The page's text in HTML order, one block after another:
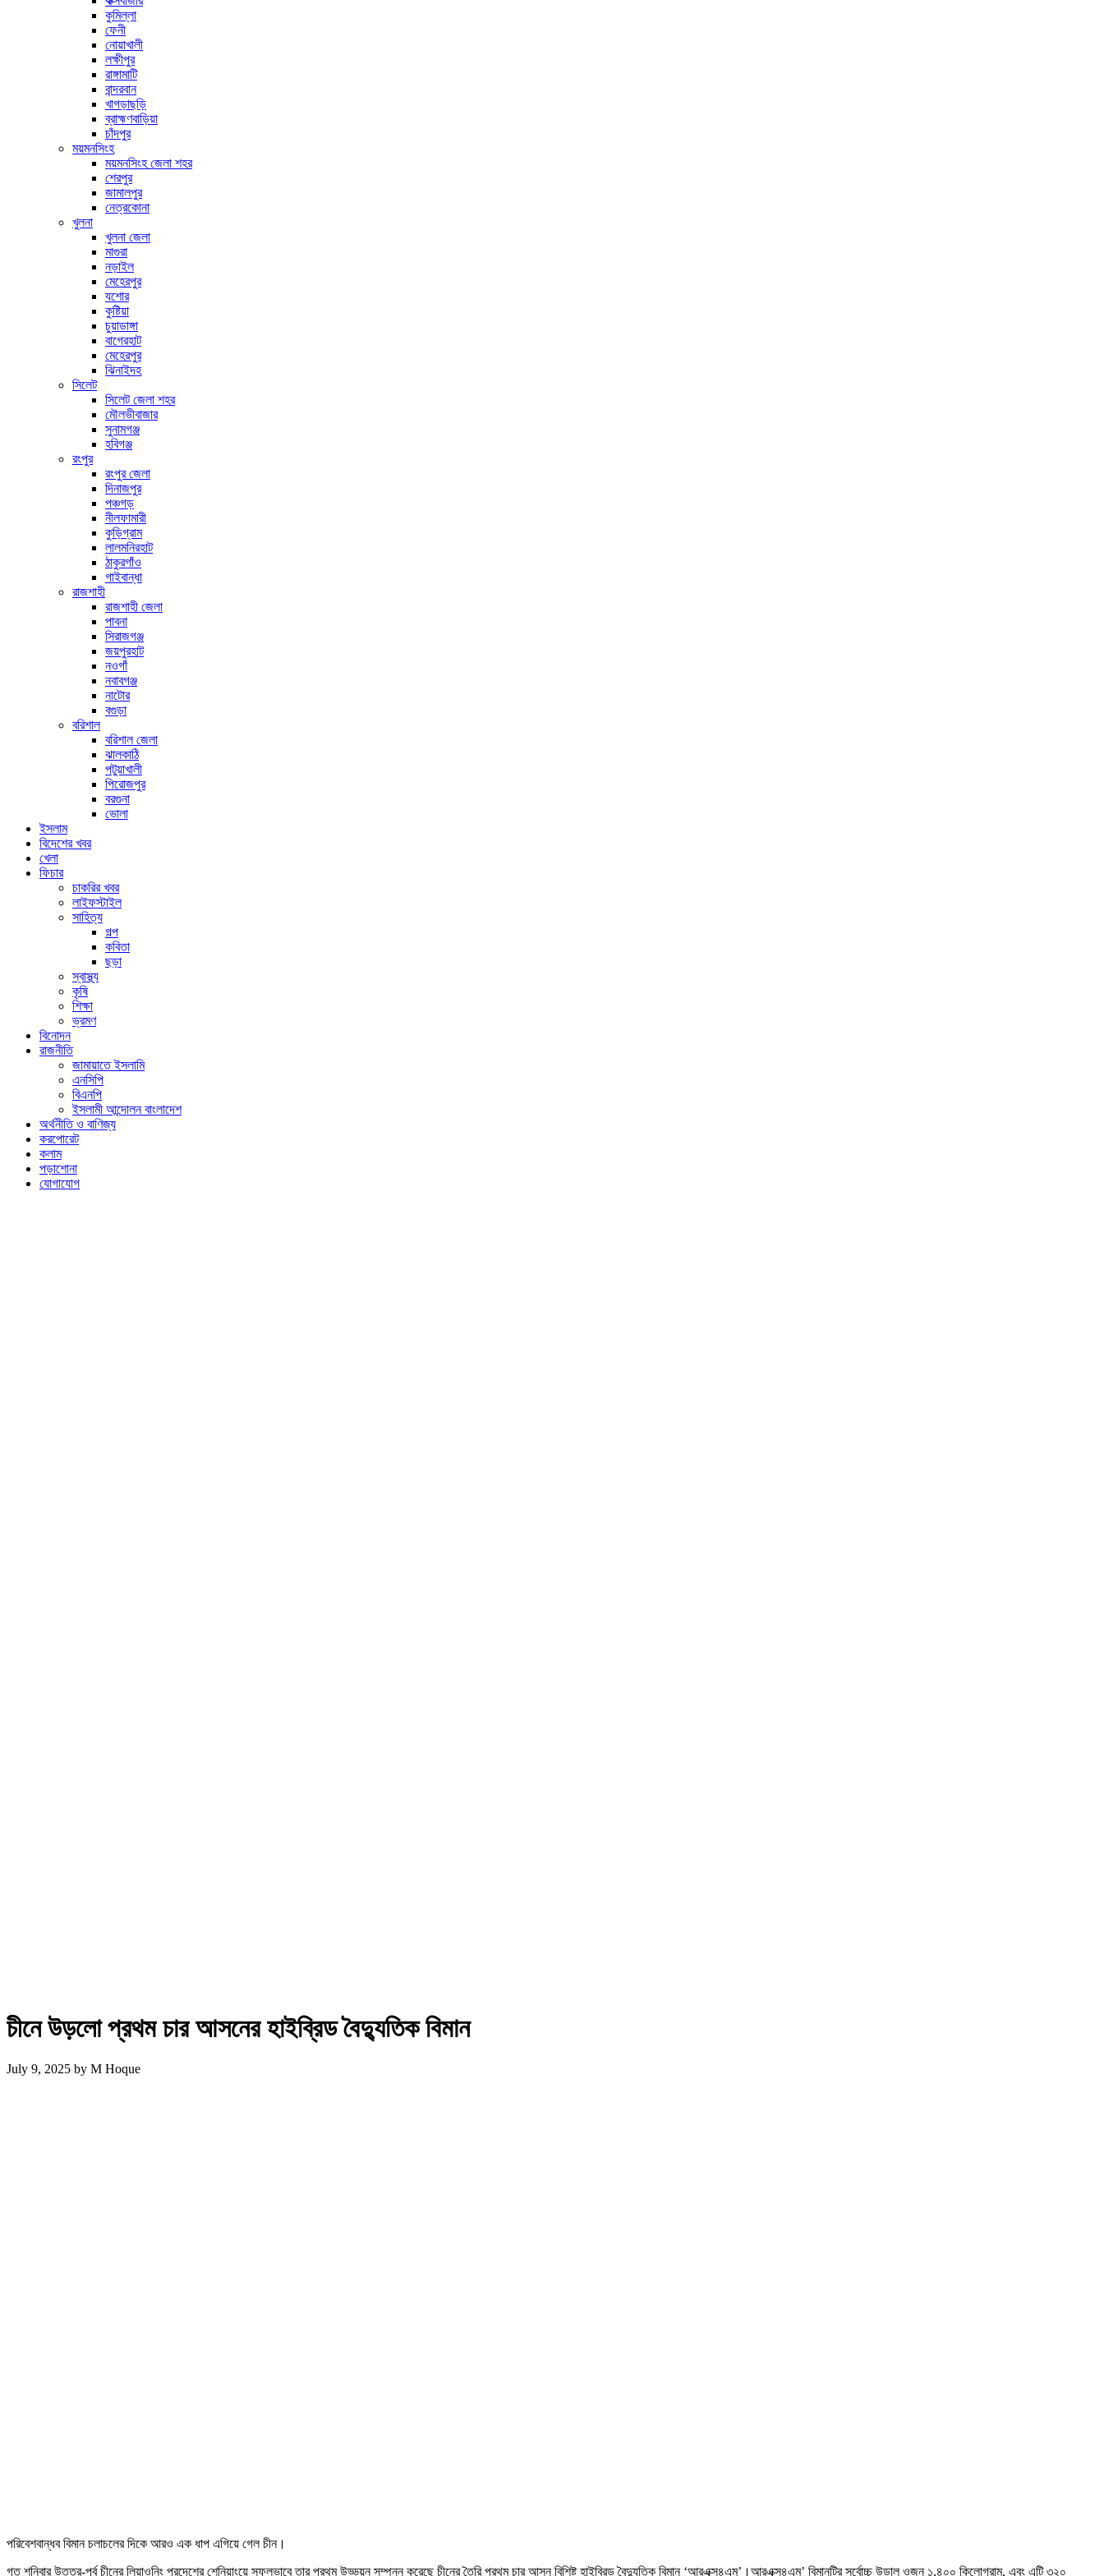
কুমিল্লা
ফেনী
নোয়াখালী
লক্ষীপুর
রাঙ্গামাটি
বান্দরবান
খাগড়াছড়ি
ব্রাহ্মণবাড়িয়া
চাঁদপুর
ময়মনসিংহ
ময়মনসিংহ জেলা শহর
শেরপুর
জামালপুর
নেত্রকোনা
খুলনা
খুলনা জেলা
মাগুরা
নড়াইল
মেহেরপুর
যশোর
কুষ্টিয়া
চুয়াডাঙ্গা
বাগেরহাট
মেহেরপুর
ঝিনাইদহ
সিলেট
সিলেট জেলা শহর
মৌলভীবাজার
সুনামগঞ্জ
হবিগঞ্জ
রংপুর
রংপুর জেলা
দিনাজপুর
পঞ্চগড়
নীলফামারী
কুড়িগ্রাম
লালমনিরহাট
ঠাকুরগাঁও
গাইবান্ধা
রাজশাহী
রাজশাহী জেলা
পাবনা
সিরাজগঞ্জ
জয়পুরহাট
নওগাঁ
নবাবগঞ্জ
নাটোর
বগুড়া
বরিশাল
বরিশাল জেলা
ঝালকাঠি
পটুয়াখালী
পিরোজপুর
বরগুনা
ভোলা
ইসলাম
বিদেশের খবর
খেলা
ফিচার
চাকরির খবর
লাইফস্টাইল
সাহিত্য
গল্প
কবিতা
ছড়া
স্বাস্থ্য
কৃষি
শিক্ষা
ভ্রমণ
বিনোদন
রাজনীতি
জামায়াতে ইসলামি
এনসিপি
বিএনপি
ইসলামী আন্দোলন বাংলাদেশ
অর্থনীতি ও বাণিজ্য
করপোরেট
কলাম
পড়াশোনা
যোগাযোগ
চীনে উড়লো প্রথম চার আসনের হাইব্রিড বৈদ্যুতিক বিমান
July 9, 2025 by M Hoque
পরিবেশবান্ধব বিমান চলাচলের দিকে আরও এক ধাপ এগিয়ে গেল চীন।
গত শনিবার উত্তর-পূর্ব চীনের লিয়াওনিং প্রদেশের শেনিয়াংয়ে সফলভাবে তার প্রথম উড্ডয়ন সম্পন্ন করেছে চীনের তৈরি প্রথম চার আসন বিশিষ্ট হাইব্রিড বৈদ্যুতিক বিমান ‘আরএক্স৪এম’।আরএক্স৪এম’ বিমানটির সর্বোচ্চ উড়াল ওজন ১,৪০০ কিলোগ্রাম, এবং এটি ৩২০